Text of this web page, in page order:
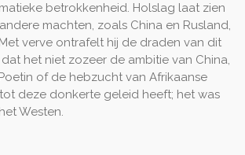
betrokkenheid. Holslag laat zien
machten, zoals China en Rusland,
verve ontrafelt hij de draden van dit
het niet zozeer de ambitie van China,
of de hebzucht van Afrikaanse
deze donkerte geleid heeft; het was
Westen.